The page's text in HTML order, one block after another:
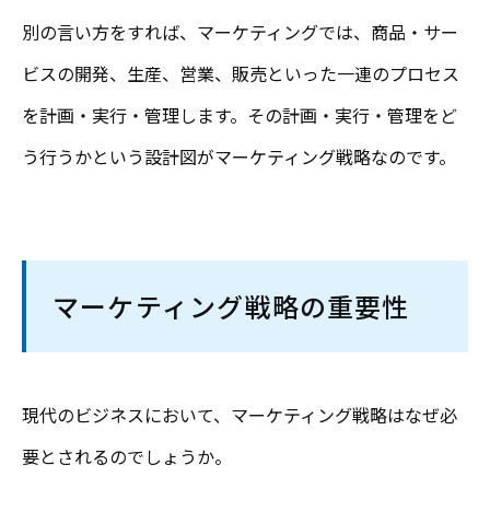
別の言い方をすれば、マーケティングでは、商品・サー
ビスの開発、生産、営業、販売といった一連のプロセス
を計画・実行・管理します。その計画・実行・管理をど
う行うかという設計図がマーケティング戦略なのです。
マーケティング戦略の重要性
現代のビジネスにおいて、マーケティング戦略はなぜ必
要とされるのでしょうか。